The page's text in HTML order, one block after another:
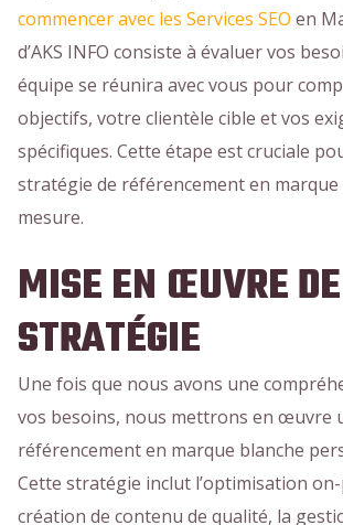
commencer avec les Services SEO en
d’AKS INFO consiste à évaluer vos
équipe se réunira avec vous pour
objectifs, votre clientèle cible et vos
spécifiques. Cette étape est cruciale
stratégie de référencement en
mesure.
MISE EN ŒUVRE
STRATÉGIE
Une fois que nous avons une
vos besoins, nous mettrons en œuvre
référencement en marque blanche
Cette stratégie inclut l’optimisation
création de contenu de qualité, la